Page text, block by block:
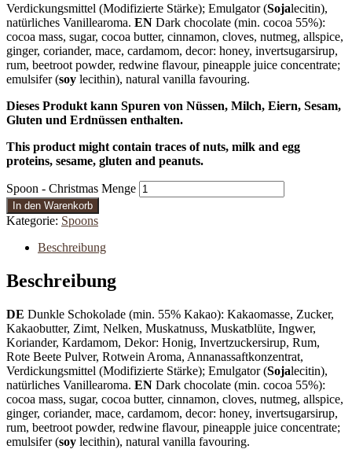
Verdickungsmittel (Modifizierte Stärke); Emulgator (Sojalecitin),
natürliches Vanillearoma. EN Dark chocolate (min. cocoa 55%):
cocoa mass, sugar, cocoa butter, cinnamon, cloves, nutmeg, allspice,
ginger, coriander, mace, cardamom, decor: honey, invertsugarsirup,
rum, beetroot powder, redwine flavour, pineapple juice concentrate;
emulsifer (soy lecithin), natural vanilla favouring.
Dieses Produkt kann Spuren von Nüssen, Milch, Eiern, Sesam,
Gluten und Erdnüssen enthalten.
This product might contain traces of nuts, milk and egg
proteins, sesame, gluten and peanuts.
Spoon - Christmas Menge
In den Warenkorb
Kategorie: Spoons
Beschreibung
Beschreibung
DE Dunkle Schokolade (min. 55% Kakao): Kakaomasse, Zucker,
Kakaobutter, Zimt, Nelken, Muskatnuss, Muskatblüte, Ingwer,
Koriander, Kardamom, Dekor: Honig, Invertzuckersirup, Rum,
Rote Beete Pulver, Rotwein Aroma, Annanassaftkonzentrat,
Verdickungsmittel (Modifizierte Stärke); Emulgator (Sojalecitin),
natürliches Vanillearoma. EN Dark chocolate (min. cocoa 55%):
cocoa mass, sugar, cocoa butter, cinnamon, cloves, nutmeg, allspice,
ginger, coriander, mace, cardamom, decor: honey, invertsugarsirup,
rum, beetroot powder, redwine flavour, pineapple juice concentrate;
emulsifer (soy lecithin), natural vanilla favouring.